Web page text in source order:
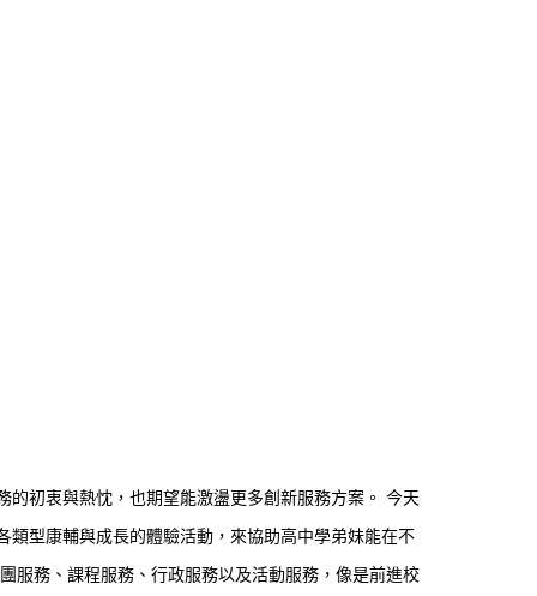
初衷與熱忱，也期望能激盪更多創新服務方案。 今天
型康輔與成長的體驗活動，來協助高中學弟妹能在不
服務、課程服務、行政服務以及活動服務，像是前進校